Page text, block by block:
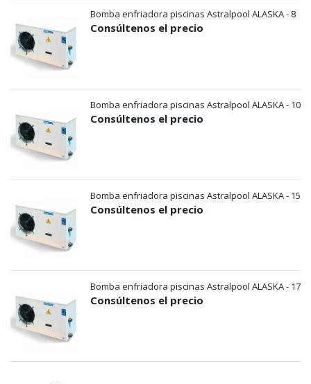
Bomba enfriadora piscinas Astralpool ALASKA - 8
Consúltenos el precio
Bomba enfriadora piscinas Astralpool ALASKA - 10
Consúltenos el precio
Bomba enfriadora piscinas Astralpool ALASKA - 15
Consúltenos el precio
Bomba enfriadora piscinas Astralpool ALASKA - 17
Consúltenos el precio